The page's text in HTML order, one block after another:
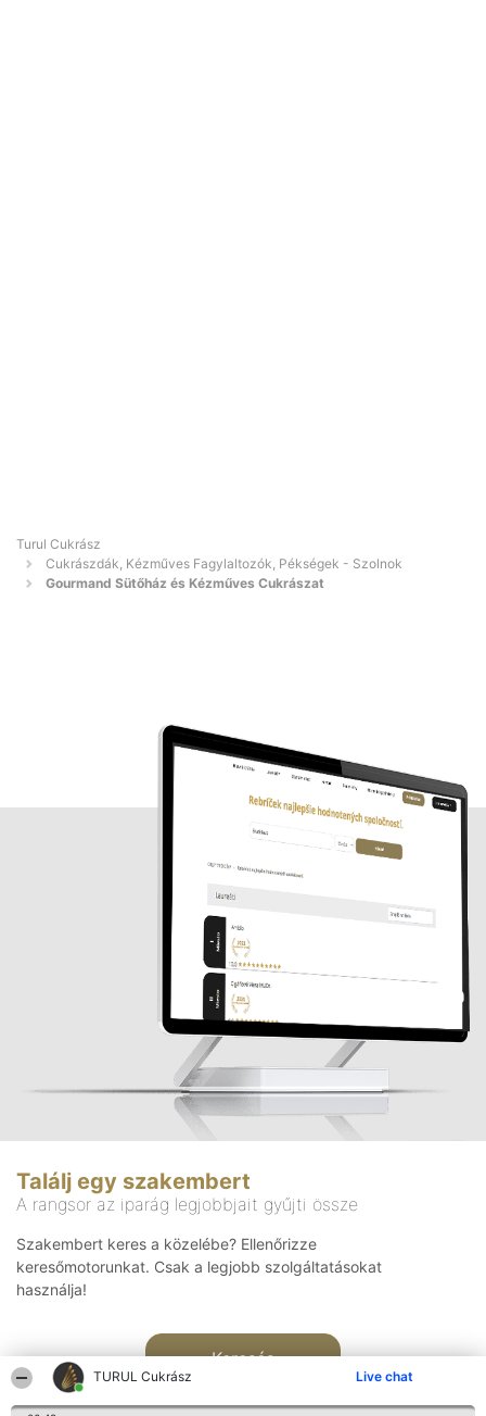
TURUL Cukrász Live chat
Turul Cukrász
Cukrászdák, Kézműves Fagylaltozók, Pékségek - Szolnok
Gourmand Sütőház és Kézműves Cukrászat
Találj egy szakembert
A rangsor az iparág legjobbjait gyűjti össze
Szakembert keres a közelébe? Ellenőrizze
keresőmotorunkat. Csak a legjobb szolgáltatásokat
használja!
Keresés